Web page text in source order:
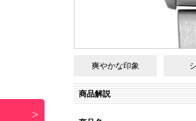
爽やかな印象
商品解説